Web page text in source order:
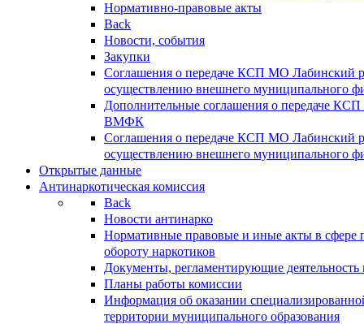
Нормативно-правовые акты
Back
Новости, события
Закупки
Соглашения о передаче КСП МО Лабинский
осуществлению внешнего муниципального
Дополнительные соглашения о передаче
ВМФК
Соглашения о передаче КСП МО Лабинский
осуществлению внешнего муниципального
Открытые данные
Антинаркотическая комиссия
Back
Новости антинарко
Нормативные правовые и иные акты в сфере
обороту наркотиков
Документы, регламентирующие деятельность
Планы работы комиссии
Информация об оказании
территории муниципального образования